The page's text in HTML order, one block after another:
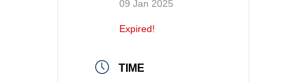
09 Jan 2025
Expired!
TIME